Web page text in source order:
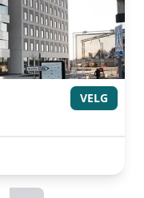
VELG